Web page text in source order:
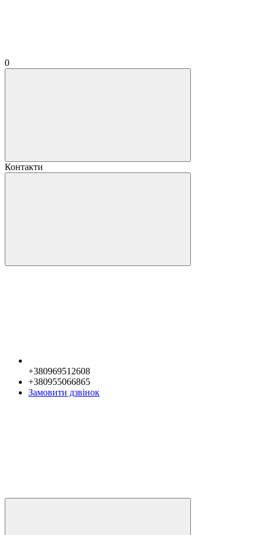
0
Контакти
+380969512608
+380955066865
Замовити дзвінок